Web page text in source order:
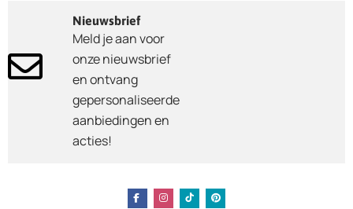
Nieuwsbrief
Meld je aan voor
onze nieuwsbrief
en ontvang
gepersonaliseerde
aanbiedingen en
acties!